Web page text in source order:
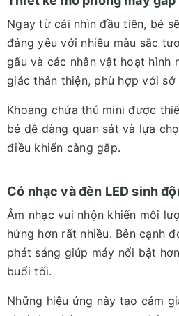
Ngay từ cái nhìn đầu tiên, bé
đáng yêu với nhiều màu sắc
gấu và các nhân vật hoạt hình
giác thân thiện, phù hợp với
Khoang chứa thú mini được
bé dễ dàng quan sát và lựa
điều khiển càng gắp.
Có nhạc và đèn LED sinh
Âm nhạc vui nhộn khiến mỗi
hứng hơn rất nhiều. Bên cạnh
phát sáng giúp máy nổi bật
buổi tối.
Những hiệu ứng này tạo cảm